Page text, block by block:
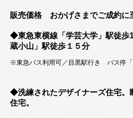
販売価格 おかげさまでご成約に
◆東急東横線「学芸大学」駅徒歩
蔵小山」駅徒歩１５分
※東急バス利用可／目黒駅行き バス停「
◆洗練されたデザイナーズ住宅。
住宅。